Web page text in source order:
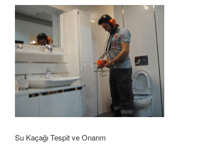
Su Kaçağı Tespit ve Onarım